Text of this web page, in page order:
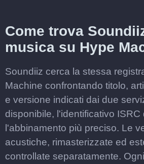
Come trova
musica su Hype
Soundiiz cerca la stessa
Machine confrontando titolo,
e versione indicati dai due
disponibile, l'identificativo ISRC
l'abbinamento più preciso. Le
acustiche, rimasterizzate ed
controllate separatamente.